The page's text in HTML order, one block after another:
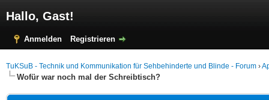
Hallo, Gast!
Anmelden Registrieren
TuKSuB - Technik und Kommunikation für Sehbehinderte und Blinde - Forum ›
Wofür war noch mal der Schreibtisch?